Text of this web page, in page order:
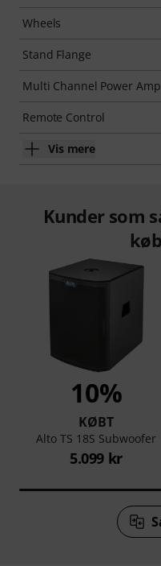
Wheels
Stand Flange
Multi Channel Power Amp
Remote Control
Vis mere
Kunder som
10%
KØBT
Alto TS 18S Subwoofer
5.099 kr